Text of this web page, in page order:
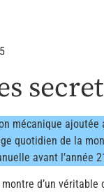
ajoutée
quotidien de la
avant l’année
d’un